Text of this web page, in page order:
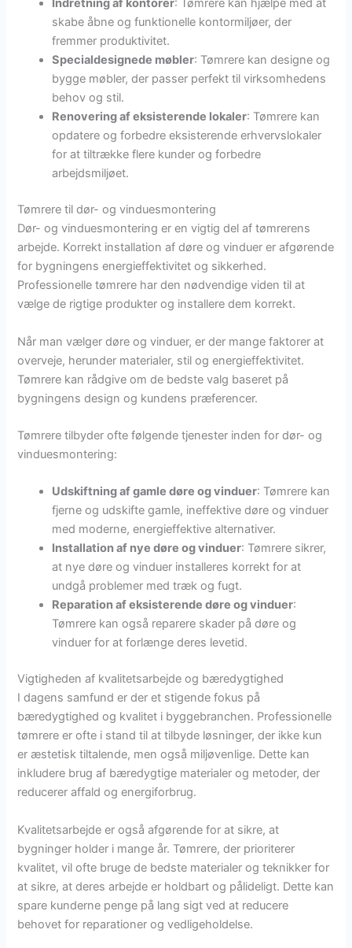
Indretning af kontorer: Tømrere kan hjælpe med at
skabe åbne og funktionelle kontormiljøer, der
fremmer produktivitet.
Specialdesignede møbler: Tømrere kan designe og
bygge møbler, der passer perfekt til virksomhedens
behov og stil.
Renovering af eksisterende lokaler: Tømrere kan
opdatere og forbedre eksisterende erhvervslokaler
for at tiltrække flere kunder og forbedre
arbejdsmiljøet.
Tømrere til dør- og vinduesmontering
Dør- og vinduesmontering er en vigtig del af tømrerens
arbejde. Korrekt installation af døre og vinduer er afgørende
for bygningens energieffektivitet og sikkerhed.
Professionelle tømrere har den nødvendige viden til at
vælge de rigtige produkter og installere dem korrekt.
Når man vælger døre og vinduer, er der mange faktorer at
overveje, herunder materialer, stil og energieffektivitet.
Tømrere kan rådgive om de bedste valg baseret på
bygningens design og kundens præferencer.
Tømrere tilbyder ofte følgende tjenester inden for dør- og
vinduesmontering:
Udskiftning af gamle døre og vinduer: Tømrere kan
fjerne og udskifte gamle, ineffektive døre og vinduer
med moderne, energieffektive alternativer.
Installation af nye døre og vinduer: Tømrere sikrer,
at nye døre og vinduer installeres korrekt for at
undgå problemer med træk og fugt.
Reparation af eksisterende døre og vinduer:
Tømrere kan også reparere skader på døre og
vinduer for at forlænge deres levetid.
Vigtigheden af kvalitetsarbejde og bæredygtighed
I dagens samfund er der et stigende fokus på
bæredygtighed og kvalitet i byggebranchen. Professionelle
tømrere er ofte i stand til at tilbyde løsninger, der ikke kun
er æstetisk tiltalende, men også miljøvenlige. Dette kan
inkludere brug af bæredygtige materialer og metoder, der
reducerer affald og energiforbrug.
Kvalitetsarbejde er også afgørende for at sikre, at
bygninger holder i mange år. Tømrere, der prioriterer
kvalitet, vil ofte bruge de bedste materialer og teknikker for
at sikre, at deres arbejde er holdbart og pålideligt. Dette kan
spare kunderne penge på lang sigt ved at reducere
behovet for reparationer og vedligeholdelse.